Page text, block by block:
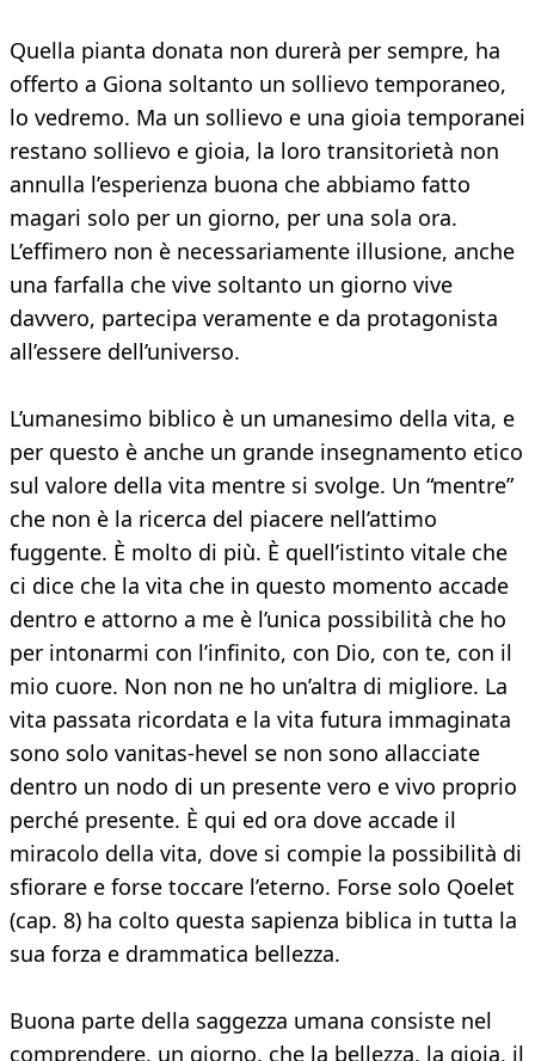
Quella pianta donata non durerà per sempre, ha
offerto a Giona soltanto un sollievo temporaneo,
lo vedremo. Ma un sollievo e una gioia temporanei
restano sollievo e gioia, la loro transitorietà non
annulla l’esperienza buona che abbiamo fatto
magari solo per un giorno, per una sola ora.
L’effimero non è necessariamente illusione, anche
una farfalla che vive soltanto un giorno vive
davvero, partecipa veramente e da protagonista
all’essere dell’universo.
L’umanesimo biblico è un umanesimo della vita, e
per questo è anche un grande insegnamento etico
sul valore della vita mentre si svolge. Un “mentre”
che non è la ricerca del piacere nell’attimo
fuggente. È molto di più. È quell’istinto vitale che
ci dice che la vita che in questo momento accade
dentro e attorno a me è l’unica possibilità che ho
per intonarmi con l’infinito, con Dio, con te, con il
mio cuore. Non non ne ho un’altra di migliore. La
vita passata ricordata e la vita futura immaginata
sono solo vanitas-hevel se non sono allacciate
dentro un nodo di un presente vero e vivo proprio
perché presente. È qui ed ora dove accade il
miracolo della vita, dove si compie la possibilità di
sfiorare e forse toccare l’eterno. Forse solo Qoelet
(cap. 8) ha colto questa sapienza biblica in tutta la
sua forza e drammatica bellezza.
Buona parte della saggezza umana consiste nel
comprendere, un giorno, che la bellezza, la gioia, il